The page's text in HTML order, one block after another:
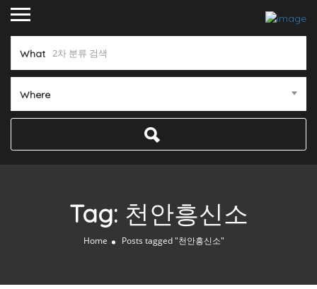
What
Where
Tag: 천안흥신소
Home Posts tagged "천안흥신소"